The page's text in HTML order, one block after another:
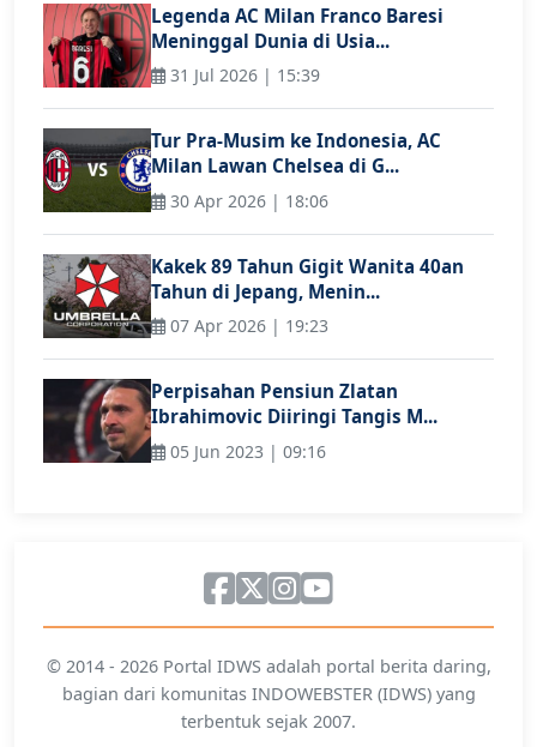
Legenda AC Milan Franco Baresi
Meninggal Dunia di Usia...
31 Jul 2026 | 15:39
Tur Pra-Musim ke Indonesia, AC
Milan Lawan Chelsea di G...
30 Apr 2026 | 18:06
Kakek 89 Tahun Gigit Wanita 40an
Tahun di Jepang, Menin...
07 Apr 2026 | 19:23
Perpisahan Pensiun Zlatan
Ibrahimovic Diiringi Tangis M...
05 Jun 2023 | 09:16
© 2014 - 2026 Portal IDWS adalah portal berita daring,
bagian dari komunitas INDOWEBSTER (IDWS) yang
terbentuk sejak 2007.